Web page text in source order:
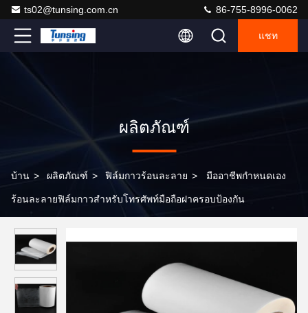
ts02@tunsing.com.cn 86-755-8996-0062
แชท
ผลิตภัณฑ์
บ้าน > ผลิตภัณฑ์ > ฟิล์มกาวร้อนละลาย > มืออาชีพกำหนดเอง
ร้อนละลายฟิล์มกาวสำหรับโทรศัพท์มือถือฝาครอบป้องกัน